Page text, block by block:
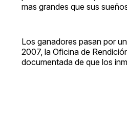
mas grandes que sus
Los ganadores pasan por
2007, la Oficina de
documentada de que los